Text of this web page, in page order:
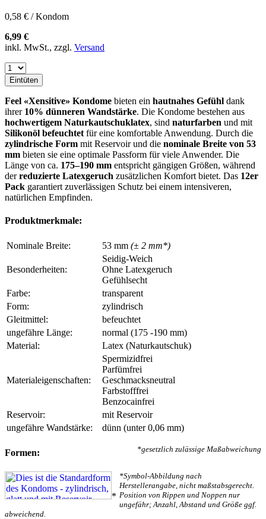
0,58 € / Kondom
6,99 €
inkl. MwSt., zzgl. Versand
Eintüten
Feel «Xensitive» Kondome bieten ein hautnahes Gefühl dank
ihrer 10% dünneren Wandstärke. Die Kondome bestehen aus
hochwertigem Naturkautschuklatex, sind naturfarben und mit
Silikonöl befeuchtet für eine komfortable Anwendung. Durch die
zylindrische Form mit Reservoir und die nominale Breite von 53
mm bieten sie eine optimale Passform für viele Anwender. Die
Länge von ca. 175–190 mm entspricht gängigen Größen, während
derreduzierte Latexgeruch zusätzlichen Komfort bietet. Das 12er
Pack garantiert zuverlässigen Schutz bei einem intensiveren,
natürlichen Empfinden.
Produktmerkmale:
Nominale Breite: 53 mm (± 2 mm*)
Besonderheiten:
Seidig-Weich
Ohne Latexgeruch
Gefühlsecht
Farbe:
transparent
Form:
zylindrisch
Gleitmittel:
befeuchtet
ungefähre Länge:
normal (175 -190 mm)
Material:
Latex (Naturkautschuk)
Materialeigenschaften:
Spermizidfrei
Parfümfrei
Geschmacksneutral
Farbstofffrei
Benzocainfrei
Reservoir:
mit Reservoir
ungefähre Wandstärke:
dünn (unter 0,06 mm)
*gesetzlich zulässige Maßabweichung
Formen:
*
*Symbol-Abbildung nach
Herstellerangabe, nicht maßstabsgerecht.
Position von Rippen und Noppen nur
ungefähr; Anzahl, Abstand und Größe ggf.
abweichend.